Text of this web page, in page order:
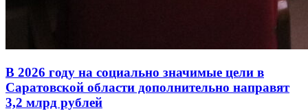
В 2026 году на социально значимые цели в
Саратовской области дополнительно направят
3,2 млрд рублей